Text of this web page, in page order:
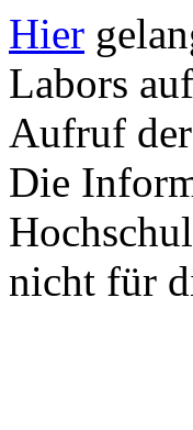
Hier
Labors
Aufruf
Die
nicht für